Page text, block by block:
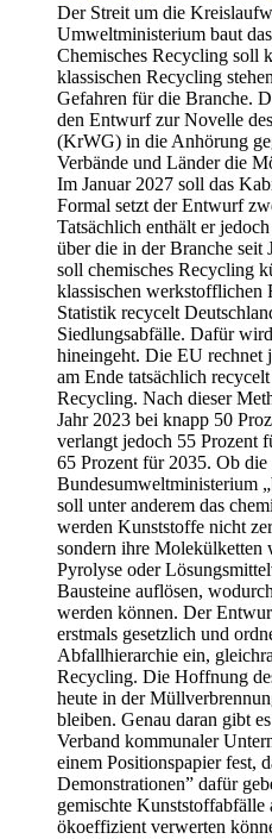
Der Streit um die
Umweltministerium baut
Chemisches Recycling soll
klassischen Recycling
Gefahren für die Branche.
den Entwurf zur Novelle
(KrWG) in die Anhörung
Verbände und Länder die
Im Januar 2027 soll das
Formal setzt der Entwurf
Tatsächlich enthält er
über die in der Branche seit
soll chemisches Recycling
klassischen werkstofflichen
Statistik recycelt
Siedlungsabfälle. Dafür
hineingeht. Die EU rechnet
am Ende tatsächlich
Recycling. Nach dieser
Jahr 2023 bei knapp 50
verlangt jedoch 55 Prozent
65 Prozent für 2035. Ob
Bundesumweltministerium
soll unter anderem das
werden Kunststoffe nicht
sondern ihre Molekülketten
Pyrolyse oder
Bausteine auflösen,
werden können. Der
erstmals gesetzlich und
Abfallhierarchie ein,
Recycling. Die Hoffnung
heute in der
bleiben. Genau daran gibt
Verband kommunaler
einem Positionspapier fest,
Demonstrationen” dafür
gemischte Kunststoffabfälle
ökoeffizient verwerten